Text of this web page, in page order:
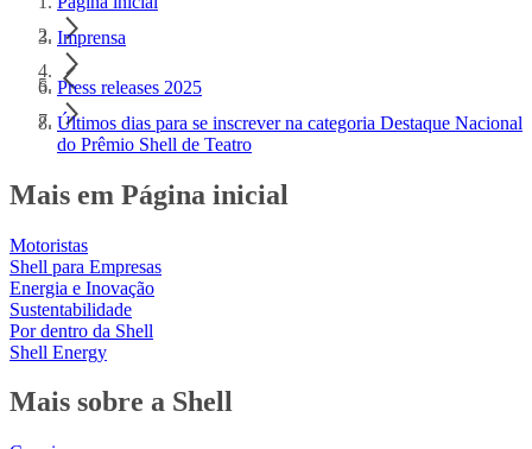
Imprensa
Press releases 2025
Últimos dias para se inscrever na categoria Destaque Nacional
do Prêmio Shell de Teatro
Mais em Página inicial
Motoristas
Shell para Empresas
Energia e Inovação
Sustentabilidade
Por dentro da Shell
Shell Energy
Mais sobre a Shell